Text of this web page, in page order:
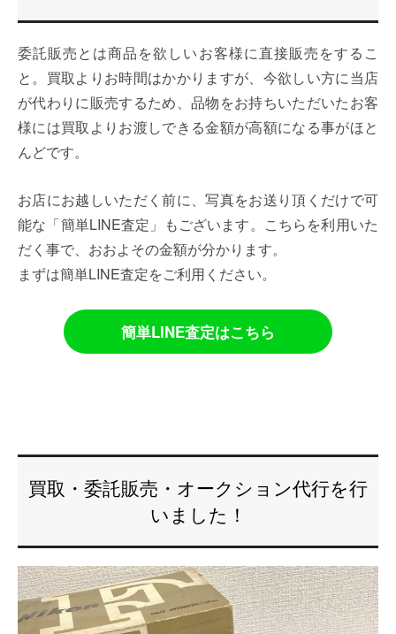
委託販売とは商品を欲しいお客様に直接販売をするこ
と。買取よりお時間はかかりますが、今欲しい方に当店
が代わりに販売するため、品物をお持ちいただいたお客
様には買取よりお渡しできる金額が高額になる事がほと
んどです。
お店にお越しいただく前に、写真をお送り頂くだけで可
能な「簡単LINE査定」もございます。こちらを利用いた
だく事で、おおよその金額が分かります。
まずは簡単LINE査定をご利用ください。
簡単LINE査定はこちら
買取・委託販売・オークション代行を行
いました！